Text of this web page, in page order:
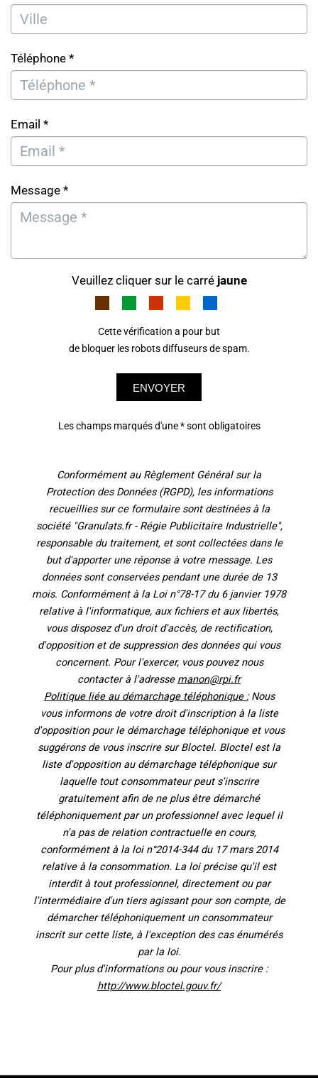
Téléphone *
Email *
Message *
Veuillez cliquer sur le carré jaune
Cette vérification a pour but
de bloquer les robots diffuseurs de spam.
ENVOYER
Les champs marqués d'une * sont obligatoires
Conformément au Règlement Général sur la
Protection des Données (RGPD), les informations
recueillies sur ce formulaire sont destinées à la
société "Granulats.fr - Régie Publicitaire Industrielle",
responsable du traitement, et sont collectées dans le
but d'apporter une réponse à votre message. Les
données sont conservées pendant une durée de 13
mois. Conformément à la Loi n°78-17 du 6 janvier 1978
relative à l'informatique, aux fichiers et aux libertés,
vous disposez d'un droit d'accès, de rectification,
d'opposition et de suppression des données qui vous
concernent. Pour l'exercer, vous pouvez nous
contacter à l'adresse manon@rpi.fr
Politique liée au démarchage téléphonique :Nous
vous informons de votre droit d'inscription à la liste
d'opposition pour le démarchage téléphonique et vous
suggérons de vous inscrire sur Bloctel. Bloctel est la
liste d'opposition au démarchage téléphonique sur
laquelle tout consommateur peut s'inscrire
gratuitement afin de ne plus être démarché
téléphoniquement par un professionnel avec lequel il
n'a pas de relation contractuelle en cours,
conformément à la loi n°2014-344 du 17 mars 2014
relative à la consommation. La loi précise qu'il est
interdit à tout professionnel, directement ou par
l'intermédiaire d'un tiers agissant pour son compte, de
démarcher téléphoniquement un consommateur
inscrit sur cette liste, à l'exception des cas énumérés
par la loi.
Pour plus d'informations ou pour vous inscrire :
http://www.bloctel.gouv.fr/